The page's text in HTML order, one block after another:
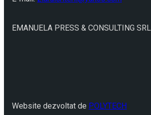
EMANUELA PRESS & CONSULTING SRL
Website dezvoltat de POLYTECH